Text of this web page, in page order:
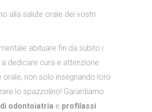
alla salute orale dei vostri
abituare fin da subito i
a dedicare cura e attenzione
orale, non solo insegnando loro
lo spazzolino! Garantiamo
odontoiatria e profilassi